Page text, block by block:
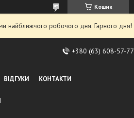
Кошик
найближчого робочого дня. Гарного дня!
+380 (63) 608-57-77
ВІДГУКИ КОНТАКТИ